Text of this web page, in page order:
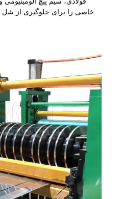
خاصی را برای جلوگیری از